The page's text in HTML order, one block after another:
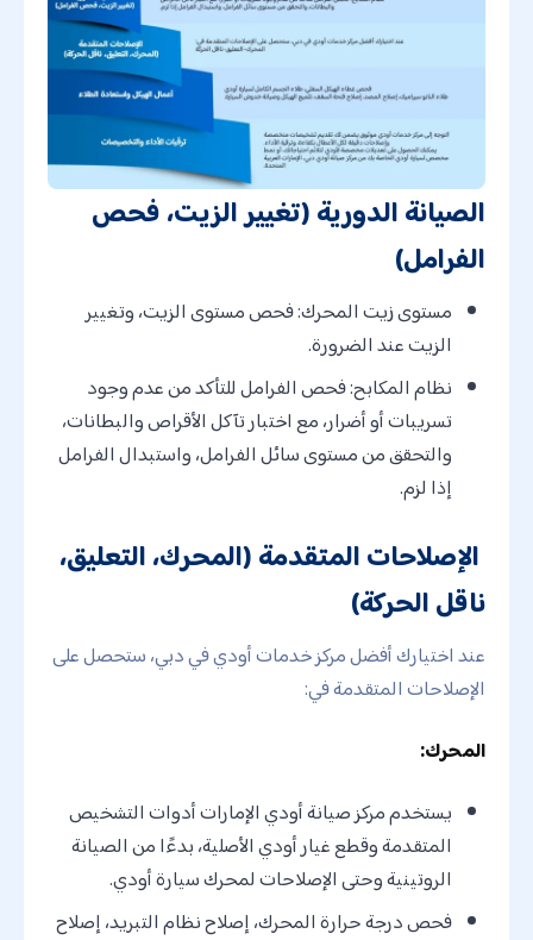
الصيانة الدورية (تغيير الزيت، فحص
الفرامل)
مستوى زيت المحرك: فحص مستوى الزيت، وتغيير
الزيت عند الضرورة.
نظام المكابح: فحص الفرامل للتأكد من عدم وجود
تسريبات أو أضرار، مع اختبار تآكل الأقراص والبطانات،
والتحقق من مستوى سائل الفرامل، واستبدال الفرامل
إذا لزم.
الإصلاحات المتقدمة (المحرك، التعليق،
ناقل الحركة)
عند اختيارك أفضل مركز خدمات أودي في دبي، ستحصل على
الإصلاحات المتقدمة في:
المحرك:
يستخدم مركز صيانة أودي الإمارات أدوات التشخيص
المتقدمة وقطع غيار أودي الأصلية، بدءًا من الصيانة
الروتينية وحتى الإصلاحات لمحرك سيارة أودي.
فحص درجة حرارة المحرك، إصلاح نظام التبريد، إصلاح